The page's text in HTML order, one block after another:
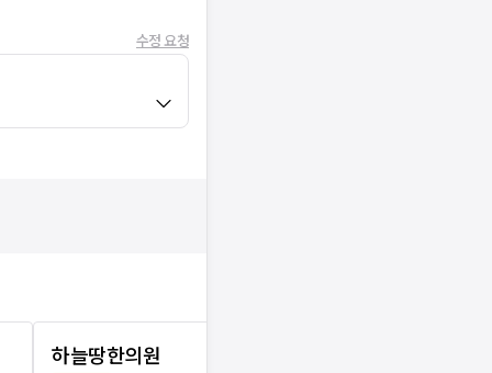
수정 요청
하늘땅한의원